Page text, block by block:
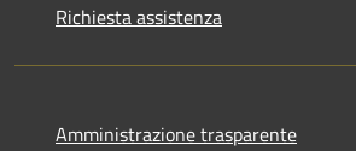
Richiesta assistenza
Amministrazione trasparente